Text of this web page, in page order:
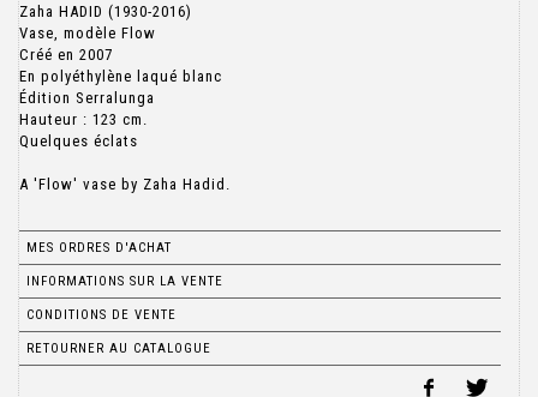
Zaha HADID (1930-2016)
Vase, modèle Flow
Créé en 2007
En polyéthylène laqué blanc
Édition Serralunga
Hauteur : 123 cm.
Quelques éclats
A 'Flow' vase by Zaha Hadid.
MES ORDRES D'ACHAT
INFORMATIONS SUR LA VENTE
CONDITIONS DE VENTE
RETOURNER AU CATALOGUE